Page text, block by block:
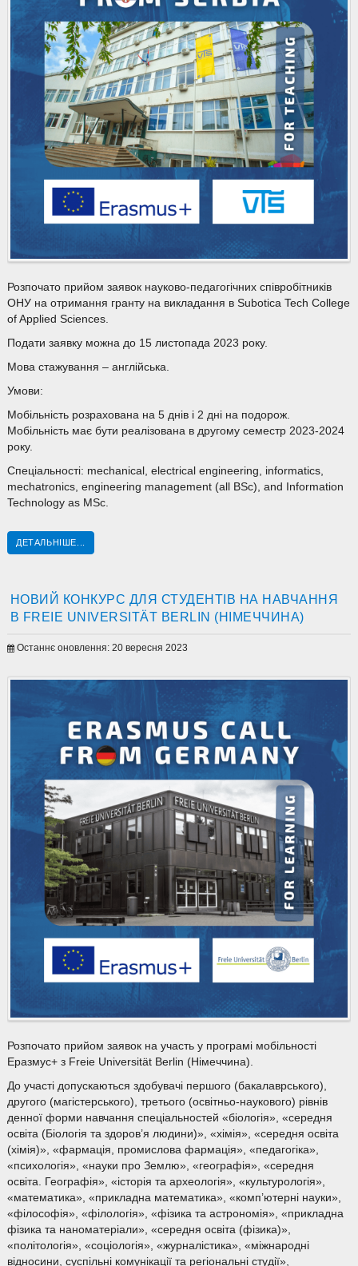
Розпочато прийом заявок науково-педагогічних співробітників
ОНУ на отримання гранту на викладання в Subotica Tech College
of Applied Sciences.
Подати заявку можна до 15 листопада 2023 року.
Мова стажування – англійська.
Умови:
Мобільність розрахована на 5 днів і 2 дні на подорож.
Мобільність має бути реалізована в другому семестр 2023-2024
року.
Спеціальності: mechanical, electrical engineering, informatics,
mechatronics, engineering management (all BSc), and Information
Technology as MSc.
ДЕТАЛЬНІШЕ...
НОВИЙ КОНКУРС ДЛЯ СТУДЕНТІВ НА НАВЧАННЯ
В FREIE UNIVERSITÄT BERLIN (НІМЕЧЧИНА)
Останнє оновлення: 20 вересня 2023
Розпочато прийом заявок на участь у програмі мобільності
Еразмус+ з Freie Universität Berlin (Німеччина).
До участі допускаються здобувачі першого (бакалаврського),
другого (магістерського), третього (освітньо-наукового) рівнів
денної форми навчання спеціальностей «біологія», «середня
освіта (Біологія та здоров’я людини)», «хімія», «середня освіта
(хімія)», «фармація, промислова фармація», «педагогіка»,
«психологія», «науки про Землю», «географія», «середня
освіта. Географія», «історія та археологія», «культурологія»,
«математика», «прикладна математика», «комп’ютерні науки»,
«філософія», «філологія», «фізика та астрономія», «прикладна
фізика та наноматеріали», «середня освіта (фізика)»,
«політологія», «соціологія», «журналістика», «міжнародні
відносини, суспільні комунікації та регіональні студії»,